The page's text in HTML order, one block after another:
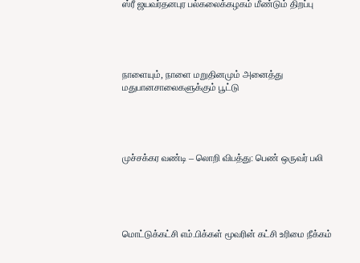
ஸ்ரீ ஜயவர்தனபுர பல்கலைக்கழகம் மீண்டும் திறப்பு
நாளையும், நாளை மறுதினமும் அனைத்து
மதுபானசாலைகளுக்கும் பூட்டு
முச்சக்கர வண்டி – லொறி விபத்து: பெண் ஒருவர் பலி
மொட்டுக்கட்சி எம்.பிக்கள் மூவரின் கட்சி உரிமை நீக்கம்